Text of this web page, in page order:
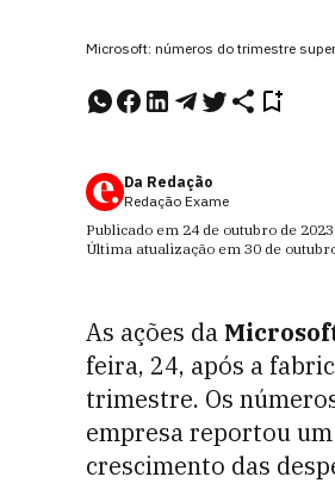
Microsoft: números do trimestre
Da Redação
Redação Exame
Publicado em 24 de outubro de 2023
Última atualização em 30 de
As ações da
feira, 24, após a
trimestre. Os
empresa reportou
crescimento das